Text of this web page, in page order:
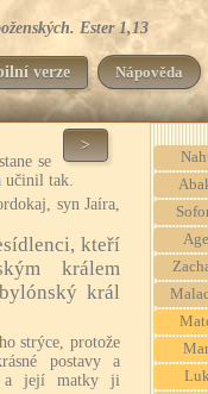
Ester 1,13
verze Nápověda
>
se
tak.
syn Jaíra,
kteří
králem
král
strýce, protože
postavy a
a její matky ji